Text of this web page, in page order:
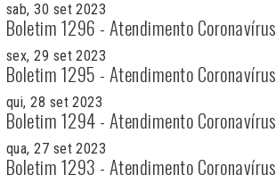
sab, 30 set 2023
Boletim 1296 - Atendimento Coronavírus
sex, 29 set 2023
Boletim 1295 - Atendimento Coronavírus
qui, 28 set 2023
Boletim 1294 - Atendimento Coronavírus
qua, 27 set 2023
Boletim 1293 - Atendimento Coronavírus